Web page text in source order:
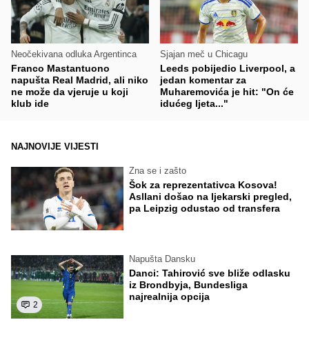
Neočekivana odluka Argentinca
Franco Mastantuono
napušta Real Madrid, ali niko
ne može da vjeruje u koji
klub ide
Sjajan meč u Chicagu
Leeds pobijedio Liverpool, a
jedan komentar za
Muharemovića je hit: "On će
idućeg ljeta..."
NAJNOVIJE VIJESTI
Zna se i zašto
Šok za reprezentativca Kosova!
Asllani došao na ljekarski pregled,
pa Leipzig odustao od transfera
2
Napušta Dansku
Danci: Tahirović sve bliže odlasku
iz Brondbyja, Bundesliga
najrealnija opcija